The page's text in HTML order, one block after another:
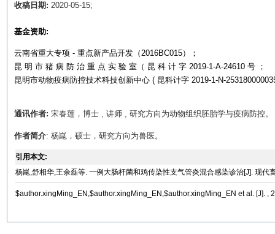
收稿日期: 2020-05-15;
基金资助:
云南省重大专项 - 重点新产品开发（2016BC015）；
昆 明 市 猪 病 防 治 重 点 实 验 室（ 昆 科 计 字 2019-1-A-24610 号 ；
昆明市动物疫病防控技术科技创新中心 ( 昆科计字 2019-1-N-
通讯作者: 宋春莲，博士 , 讲师 , 研究方向为动物组织胚胎学与疫病防控
作者简介: 杨崑，硕士，研究方向为兽医。
引用本文:
杨崑,舒相华,王余磊等. 一例大肠杆菌和鸡传染性支气管炎混合感染诊治[J]. 现代
$author.xingMing_EN,$author.xingMing_EN,$author.xingMing_EN et al. [J]. ,